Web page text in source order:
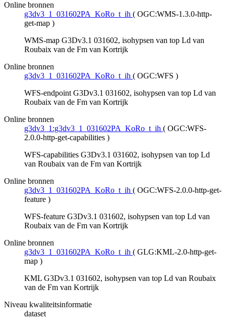
Online bronnen
g3dv3_1_031602PA_KoRo_t_ih ( OGC:WMS-1.3.0-http-
get-map )
WMS-map G3Dv3.1 031602, isohypsen van top Ld van
Roubaix van de Fm van Kortrijk
Online bronnen
g3dv3_1_031602PA_KoRo_t_ih ( OGC:WFS )
WFS-endpoint G3Dv3.1 031602, isohypsen van top Ld van
Roubaix van de Fm van Kortrijk
Online bronnen
g3dv3_1:g3dv3_1_031602PA_KoRo_t_ih ( OGC:WFS-
2.0.0-http-get-capabilities )
WFS-capabilities G3Dv3.1 031602, isohypsen van top Ld
van Roubaix van de Fm van Kortrijk
Online bronnen
g3dv3_1_031602PA_KoRo_t_ih ( OGC:WFS-2.0.0-http-get-
feature )
WFS-feature G3Dv3.1 031602, isohypsen van top Ld van
Roubaix van de Fm van Kortrijk
Online bronnen
g3dv3_1_031602PA_KoRo_t_ih ( GLG:KML-2.0-http-get-
map )
KML G3Dv3.1 031602, isohypsen van top Ld van Roubaix
van de Fm van Kortrijk
Niveau kwaliteitsinformatie
dataset